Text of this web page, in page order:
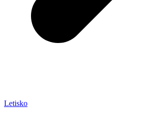
Letisko